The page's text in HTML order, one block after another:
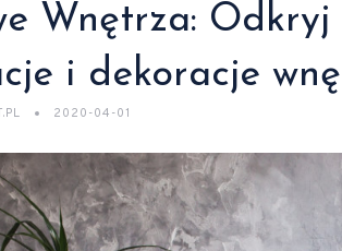
Wnętrza: Odkryj
i dekoracje
2020-04-01